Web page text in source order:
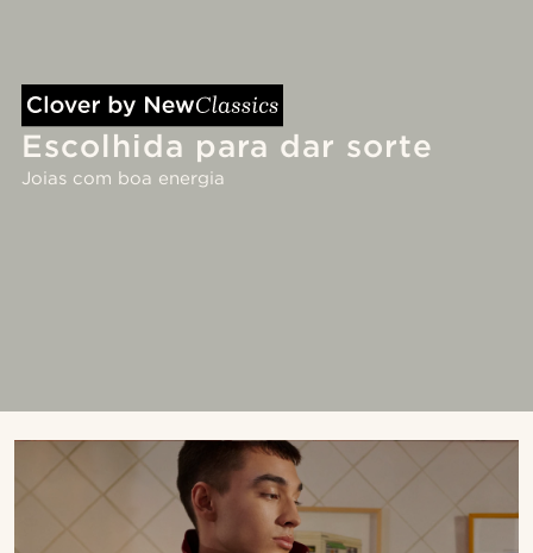
Escolhida para dar sorte
Joias com boa energia